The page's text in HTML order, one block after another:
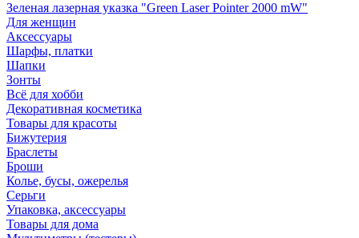
Зеленая лазерная указка "Green Laser Pointer 2000 mW"
Для женщин
Аксессуары
Шарфы, платки
Шапки
Зонты
Всё для хобби
Декоративная косметика
Товары для красоты
Бижутерия
Браслеты
Броши
Колье, бусы, ожерелья
Серьги
Упаковка, аксессуары
Товары для дома